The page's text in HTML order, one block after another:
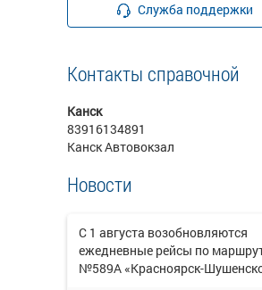
Служба поддержки
Контакты справочной
Канск
83916134891
Канск Автовокзал
Новости
С 1 августа возобновляются
ежедневные рейсы по
№589А «Красноярск-